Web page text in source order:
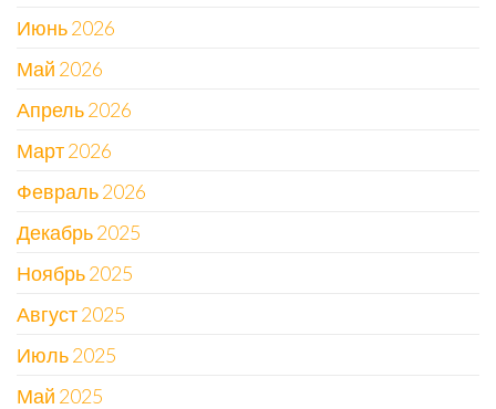
Июнь 2026
Май 2026
Апрель 2026
Март 2026
Февраль 2026
Декабрь 2025
Ноябрь 2025
Август 2025
Июль 2025
Май 2025